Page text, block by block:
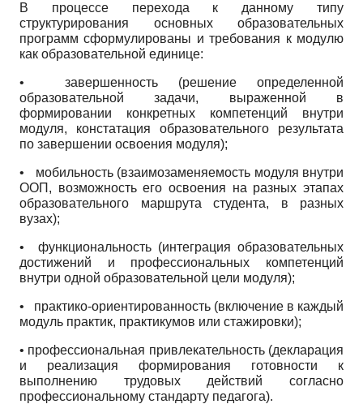
В процессе перехода к данному типу
структурирования основных образовательных
программ сформулированы и требования к модулю
как образовательной единице:
• завершенность (решение определенной
образовательной задачи, выраженной в
формировании конкретных компетенций внутри
модуля, констатация образовательного результата
по завершении освоения модуля);
• мобильность (взаимозаменяемость модуля внутри
ООП, возможность его освоения на разных этапах
образовательного маршрута студента, в разных
вузах);
• функциональность (интеграция образовательных
достижений и профессиональных компетенций
внутри одной образовательной цели модуля);
• практико-ориентированность (включение в каждый
модуль практик, практикумов или стажировки);
• профессиональная привлекательность (декларация
и реализация формирования готовности к
выполнению трудовых действий согласно
профессиональному стандарту педагога).